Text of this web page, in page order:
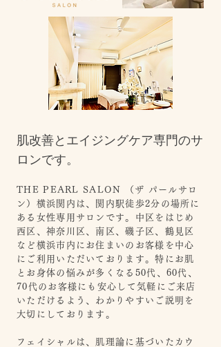
肌改善と エイジングケア専門のサ
ロンです。
THE PEARL SALON （ザ パールサロ
ン）横浜関内は、関内駅徒歩2分の場所に
ある女性専用サロンです。
中区をはじめ
西区、神奈川区、南区、磯子区、鶴見区
など横浜市内にお住まいのお客様を中心
にご利用いただいて おり ます。特にお肌
とお身体の悩みが多くなる50代、60代、
70代の お客様にも安心して気軽にご来店
いただけるよう、わかりやすいご説明を
大切にしております。
フェイシャルは、肌理論に基づいたカウ